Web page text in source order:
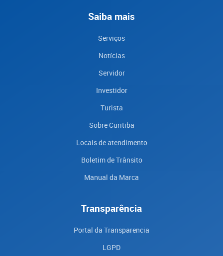
Saiba mais
Serviços
Notícias
Servidor
Investidor
Turista
Sobre Curitiba
Locais de atendimento
Boletim de Trânsito
Manual da Marca
Transparência
Portal da Transparencia
LGPD